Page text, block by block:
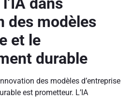
des modèles
et le
durable
des modèles d’entreprise
est prometteur. L’IA